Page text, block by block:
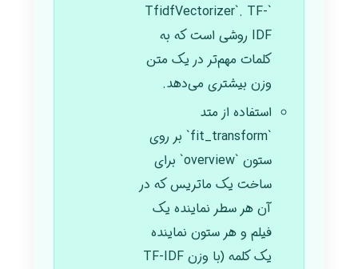
`TfidfVectorizer`. TF-
IDF روشی است که به
کلمات مهم‌تر در یک متن
وزن بیشتری می‌دهد.
استفاده از متد
`fit_transform` بر روی
ستون `overview` برای
ساخت یک ماتریس که در
آن هر سطر نماینده یک
فیلم و هر ستون نماینده
یک کلمه (با وزن TF-IDF